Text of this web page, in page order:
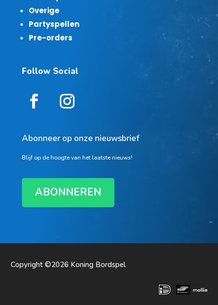
Overige
Partyspellen
Pre-orders
Follow Social
Abonneer op onze nieuwsbrief
Blijf op de hoogte van het laatste nieuws!
ABONNEREN
Copyright ©2026 Koning Bordspel